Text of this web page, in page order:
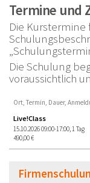
Termine und
Die
Die Schulung
voraussichtlich
Ort, Termin, Dauer,
Live!Class
15.10.2026 09:00-17:00, 1 Tag
490,00 €